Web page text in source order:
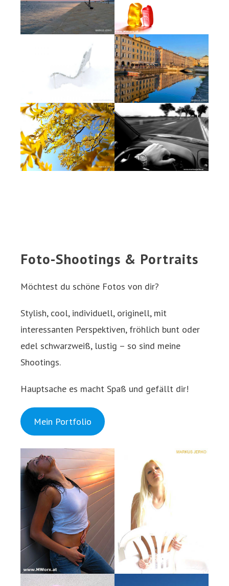
Foto-Shootings & Portraits
Möchtest du schöne Fotos von dir?
Stylish, cool, individuell, originell, mit
interessanten Perspektiven, fröhlich bunt oder
edel schwarzweiß, lustig – so sind meine
Shootings.
Hauptsache es macht Spaß und gefällt dir!
Mein Portfolio